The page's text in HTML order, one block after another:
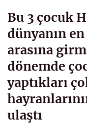
Bu 3 çocuk
dünyanın
arasına
dönemde
yaptıkları
ulaştı